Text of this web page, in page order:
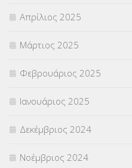
Απρίλιος 2025
Μάρτιος 2025
Φεβρουάριος 2025
Ιανουάριος 2025
Δεκέμβριος 2024
Νοέμβριος 2024